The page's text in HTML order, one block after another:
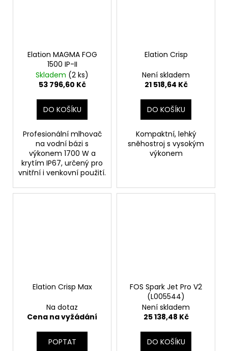
Elation MAGMA FOG
1500 IP-II
Skladem (2 ks)
53 796,60 Kč
DO KOŠÍKU
Profesionální mlhovač
na vodní bázi s
výkonem 1700 W a
krytím IP67, určený pro
vnitřní i venkovní použití.
Elation Crisp
Není skladem
21 518,64 Kč
DO KOŠÍKU
Kompaktní, lehký
sněhostroj s vysokým
výkonem
Elation Crisp Max
Na dotaz
Cena na vyžádání
POPTAT
FOS Spark Jet Pro V2
(L005544)
Není skladem
25 138,48 Kč
DO KOŠÍKU